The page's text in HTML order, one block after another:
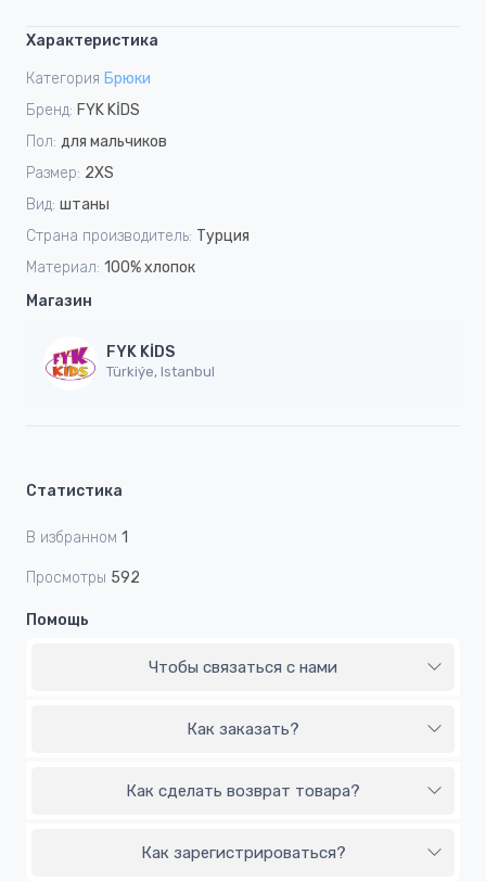
Характеристика
Категория Брюки
Бренд: FYK KİDS
Пол: для мальчиков
Размер: 2XS
Вид: штаны
Страна производитель: Турция
Материал: 100% хлопок
Магазин
FYK KİDS
Türkiýe, Istanbul
Статистика
В избранном 1
Просмотры 592
Помощь
Чтобы связаться с нами
Как заказать?
Как сделать возврат товара?
Как зарегистрироваться?